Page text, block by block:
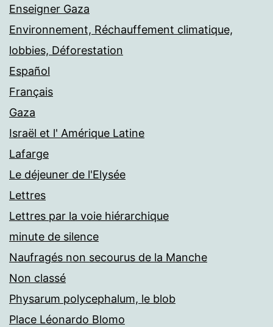
Enseigner Gaza
Environnement, Réchauffement climatique,
lobbies, Déforestation
Español
Français
Gaza
Israël et l' Amérique Latine
Lafarge
Le déjeuner de l'Elysée
Lettres
Lettres par la voie hiérarchique
minute de silence
Naufragés non secourus de la Manche
Non classé
Physarum polycephalum, le blob
Place Léonardo Blomo